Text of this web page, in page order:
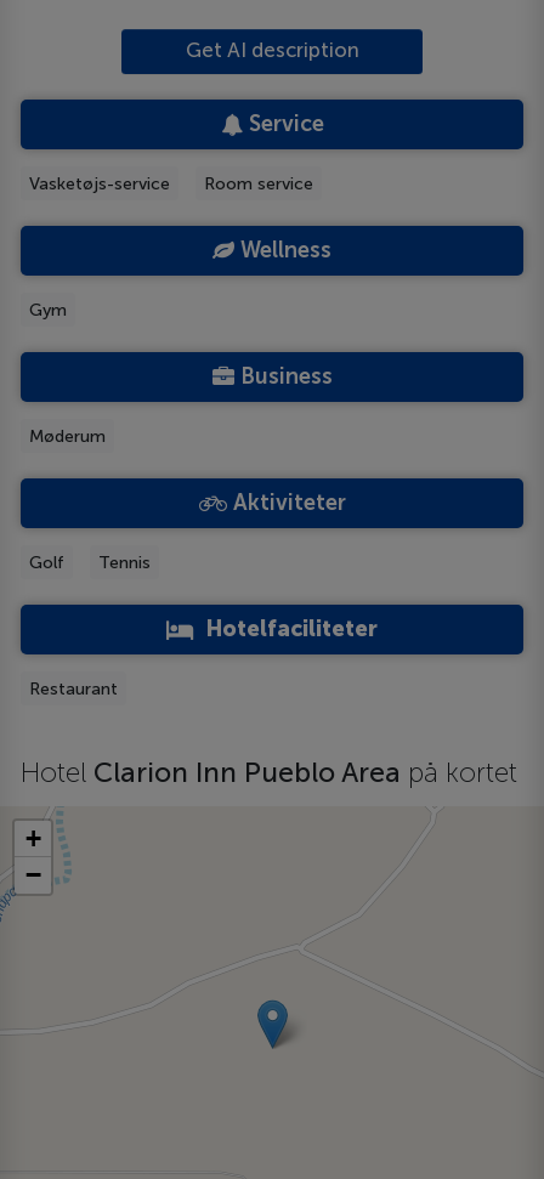
Get AI description
Service
Vasketøjs-service Room service
Wellness
Gym
Business
Møderum
Aktiviteter
Golf Tennis
Hotelfaciliteter
Restaurant
Hotel Clarion Inn Pueblo Area på kortet
+
−